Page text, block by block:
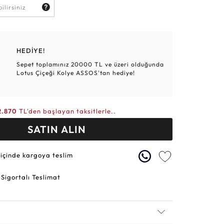
Elmas Bilezikler
Altın Tesbihler
Altın Hasır Setler
Violet
HEDİYE!
Sepet toplamınız 20000 TL ve üzeri olduğunda
Lotus Çiçeği Kolye ASSOS'tan hediye!
TL'den başlayan taksitlerle..
SATIN ALIN
kargoya teslim
Teslimat